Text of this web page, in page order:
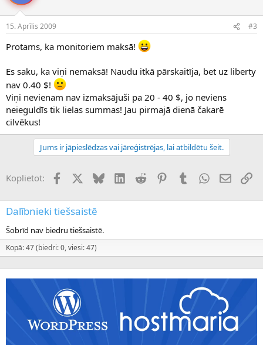
15. Aprīlis 2009 #3
Protams, ka monitoriem maksā!
Es saku, ka viņi nemaksā! Naudu itkā pārskaitīja, bet uz liberty
nav 0.40 $!
Viņi nevienam nav izmaksājuši pa 20 - 40 $, jo neviens
neieguldīs tik lielas summas! Jau pirmajā dienā čakarē
cilvēkus!
Jums ir jāpieslēdzas vai jāreģistrējas, lai atbildētu šeit.
Koplietot: FacebookX (Twitter)
BlueskyLinkedInReddit PinterestTumblrWhatsApp
E-pasts
Dalībnieki tiešsaistē
Šobrīd nav biedru tiešsaistē.
Kopā: 47 (biedri: 0, viesi: 47)